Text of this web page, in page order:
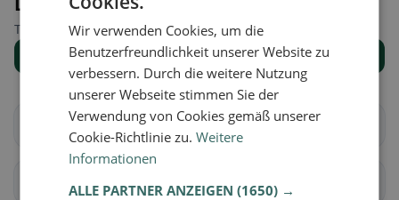
Trova il luogo giusto per la tua ricerca di ristoranti.
Mostra tutti i luoghi
Chessel
Corbeyrier Gryon
Wir verwenden Cookies, um die
Benutzerfreundlichkeit unserer Website zu
verbessern. Durch die weitere Nutzung
unserer Webseite stimmen Sie der
Verwendung von Cookies gemäß unserer
Cookie-Richtlinie zu.Weitere
Informationen
ALLE PARTNER ANZEIGEN(1650) →